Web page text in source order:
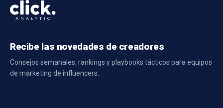
Recibe las novedades de creadores
Consejos semanales, rankings y playbooks tácticos para equipos
de marketing de influencers.